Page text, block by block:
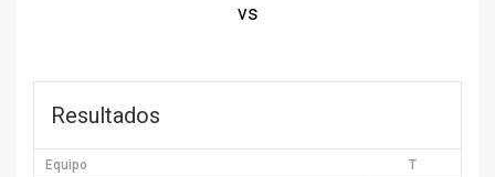
vs
Resultados
Equipo T